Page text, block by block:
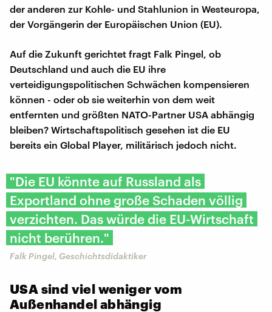
der anderen zur Kohle- und Stahlunion in Westeuropa,
der Vorgängerin der Europäischen Union (EU).
Auf die Zukunft gerichtet fragt Falk Pingel, ob
Deutschland und auch die EU ihre
verteidigungspolitischen Schwächen kompensieren
können - oder ob sie weiterhin von dem weit
entfernten und größten NATO-Partner USA abhängig
bleiben? Wirtschaftspolitisch gesehen ist die EU
bereits ein Global Player, militärisch jedoch nicht.
"Die EU könnte auf Russland als
Exportland ohne große Schaden völlig
verzichten. Das würde die EU-Wirtschaft
nicht berühren."
Falk Pingel, Geschichtsdidaktiker
USA sind viel weniger vom
Außenhandel abhängig